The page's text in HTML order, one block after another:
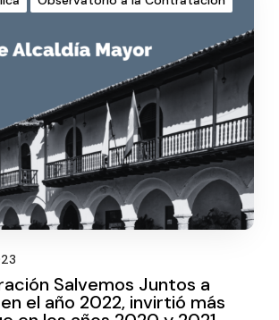
Salvemos Juntos a
el año 2022, invirtió más